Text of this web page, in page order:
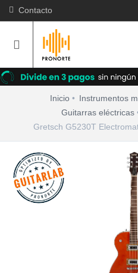
Contacto
Inicio Instrumentos
Guitarras eléctricas
Gretsch G5230T